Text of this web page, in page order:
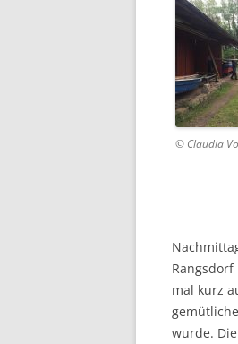
© Claudia
mal kurz
wurde.